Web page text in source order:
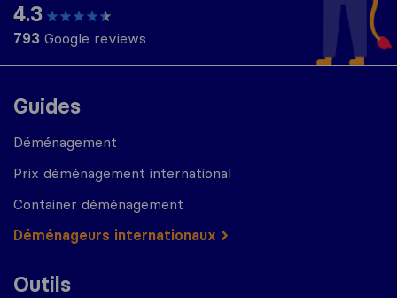
Guides
Déménagement
Prix déménagement international
Container déménagement
Déménageurs internationaux
Outils
4.3
793 Google reviews